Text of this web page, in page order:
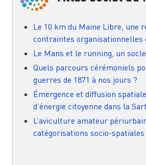
Le 10 km du Maine Libre, une
contraintes
Le Mans et le running, un
Quels parcours cérémoniels
guerres de 1871 à nos jours ?
Émergence et diffusion
d’énergie citoyenne dans la
L’aviculture amateur
catégorisations socio-spatiales